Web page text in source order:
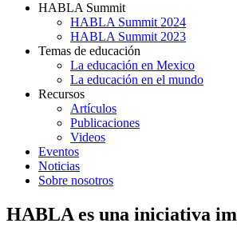
HABLA Summit
HABLA Summit 2024
HABLA Summit 2023
Temas de educación
La educación en Mexico
La educación en el mundo
Recursos
Artículos
Publicaciones
Videos
Eventos
Noticias
Sobre nosotros
HABLA es una iniciativa